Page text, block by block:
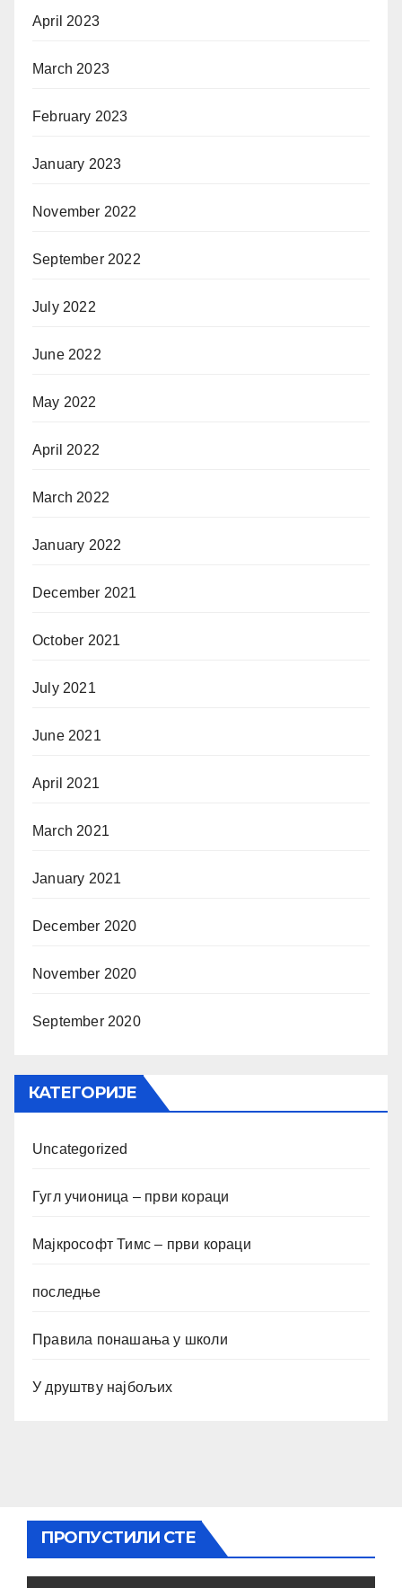
April 2023
March 2023
February 2023
January 2023
November 2022
September 2022
July 2022
June 2022
May 2022
April 2022
March 2022
January 2022
December 2021
October 2021
July 2021
June 2021
April 2021
March 2021
January 2021
December 2020
November 2020
September 2020
КАТЕГОРИЈЕ
Uncategorized
Гугл учионица – први кораци
Мајкрософт Тимс – први кораци
последње
Правила понашања у школи
У друштву најбољих
ПРОПУСТИЛИ СТЕ